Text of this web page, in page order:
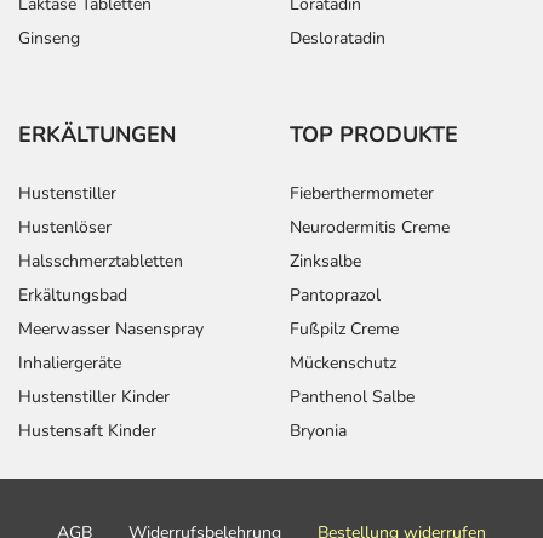
Ginseng
Desloratadin
ERKÄLTUNGEN
Hustenstiller
Hustenlöser
Halsschmerztabletten
Erkältungsbad
Meerwasser Nasenspray
Inhaliergeräte
Hustenstiller Kinder
Hustensaft Kinder
TOP PRODUKTE
Fieberthermometer
Neurodermitis Creme
Zinksalbe
Pantoprazol
Fußpilz Creme
Mückenschutz
Panthenol Salbe
Bryonia
AGB Widerrufsbelehrung
Bestellung widerrufen